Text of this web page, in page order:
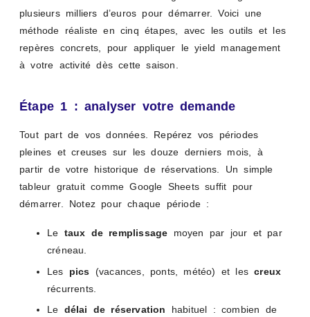
plusieurs milliers d’euros pour démarrer. Voici une
méthode réaliste en cinq étapes, avec les outils et les
repères concrets, pour appliquer le yield management
à votre activité dès cette saison.
Étape 1 : analyser votre demande
Tout part de vos données. Repérez vos périodes
pleines et creuses sur les douze derniers mois, à
partir de votre historique de réservations. Un simple
tableur gratuit comme Google Sheets suffit pour
démarrer. Notez pour chaque période :
Le taux de remplissage moyen par jour et par
créneau.
Les pics (vacances, ponts, météo) et lescreux
récurrents.
Le délai de réservation
habituel : combien de